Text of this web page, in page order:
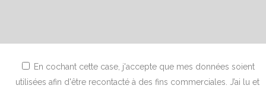
En cochant cette case, j'accepte que mes données soient
utilisées afin d'être recontacté à des fins commerciales. J’ai lu et